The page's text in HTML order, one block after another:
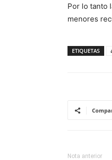
Por lo tanto
menores
ETIQUETAS
Nota anterior